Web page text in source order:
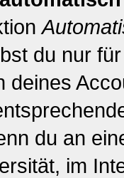
du nur
deines
du an
im